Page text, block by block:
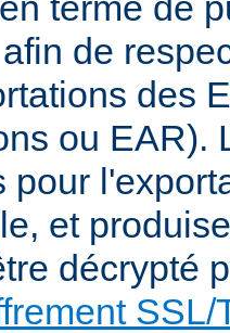
de
des
ou EAR).
pour
et
décrypté
SSL/